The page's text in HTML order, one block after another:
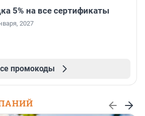
5% на все сертификаты
2027
промокоды